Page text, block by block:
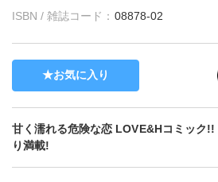
ISBN / 雑誌コード： 08878-02
お気に入り
甘く濡れる危険な恋 LOVE&Hコミック!!
り満載!